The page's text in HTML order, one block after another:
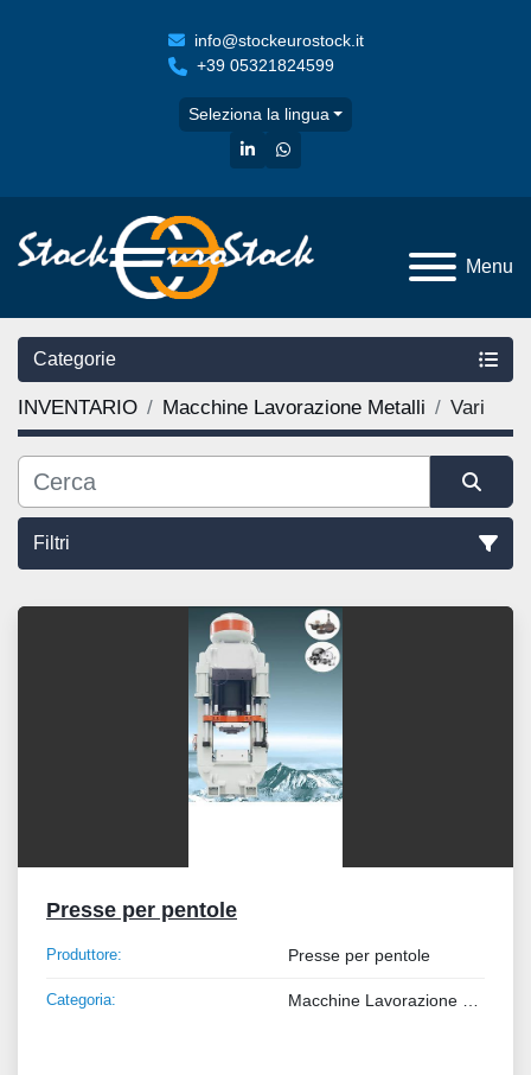
info@stockeurostock.it
+39 05321824599
Seleziona la lingua
linkedinwhatsapp
Menu
Categorie
INVENTARIO Macchine Lavorazione Metalli Vari
Filtri
Ordina per
Presse per pentole
Produttore: Presse per pentole
Categoria: